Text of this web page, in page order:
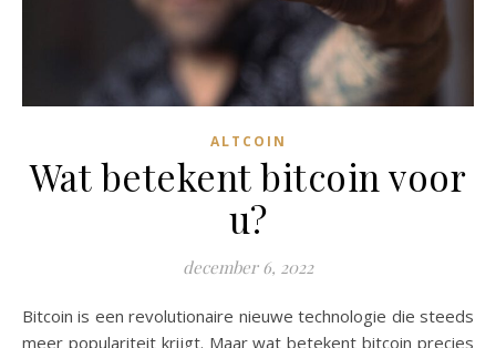
ALTCOIN
Wat betekent bitcoin voor
u?
december 6, 2022
Bitcoin is een revolutionaire nieuwe technologie die steeds
meer populariteit krijgt. Maar wat betekent bitcoin precies